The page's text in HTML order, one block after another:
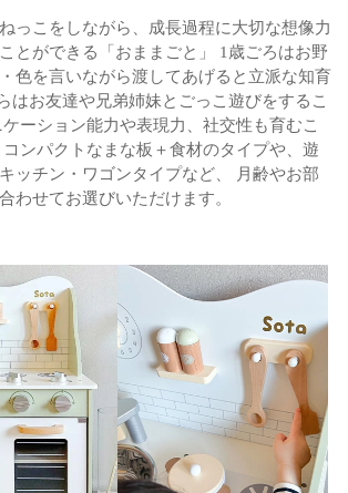
っこをしながら、成長過程に大切な想像力
とができる「おままごと」
1歳ごろはお野
色を言いながら渡してあげると立派な知育
はお友達や兄弟姉妹とごっこ遊びをするこ
ケーション能力や表現力、社交性も育むこ
コンパクトなまな板＋食材のタイプや、遊
ッチン・ワゴンタイプなど、
月齢やお部
わせてお選びいただけます。